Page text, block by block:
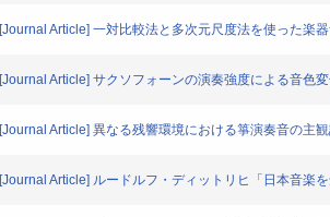
[Journal Article] 一対比較法と多次元尺度法を使った楽
[Journal Article] サクソフォーンの演奏強度による音色
[Journal Article] 異なる残響環境における箏演奏音の主
[Journal Article] ルードルフ・ディットリヒ「日本音楽